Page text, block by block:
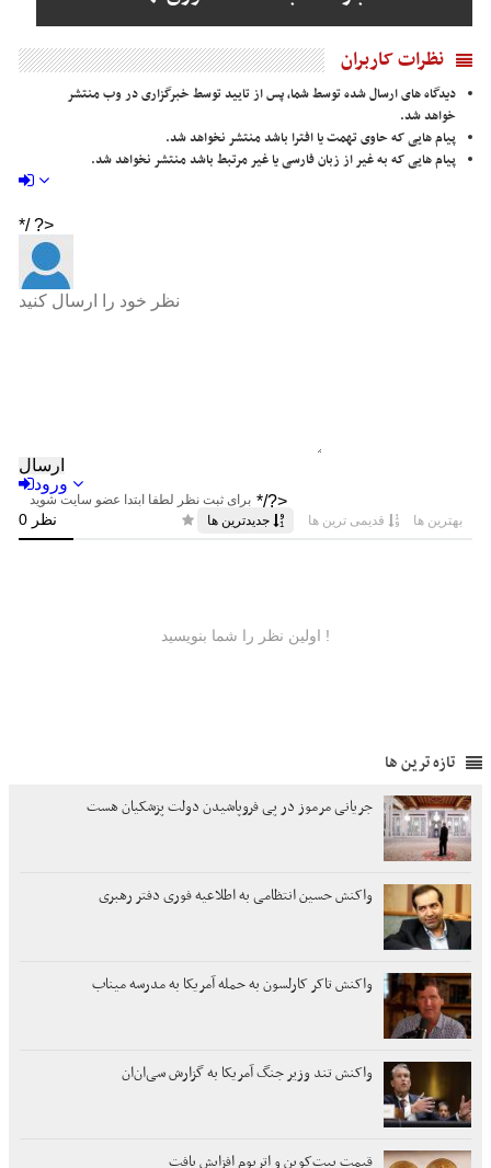
نظرات کاربران
دیدگاه های ارسال شده توسط شما، پس از تایید توسط خبرگزاری در وب منتشر
خواهد شد.
پیام هایی که حاوی تهمت یا افترا باشد منتشر نخواهد شد.
پیام هایی که به غیر از زبان فارسی یا غیر مرتبط باشد منتشر نخواهد شد.
تازه ترین ها
جریانی مرموز در پی فروپاشیدن دولت پزشکیان هست
واکنش حسین انتظامی به اطلاعیه فوری دفتر رهبری
واکنش تاکر کارلسون به حمله آمریکا به مدرسه میناب
واکنش تند وزیر جنگ آمریکا به گزارش سی‌ان‌ان
قیمت بیت‌کوین و اتریوم افزایش یافت